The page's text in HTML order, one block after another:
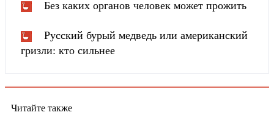
Без каких органов человек может прожить
Русский бурый медведь или американский
гризли: кто сильнее
Читайте также